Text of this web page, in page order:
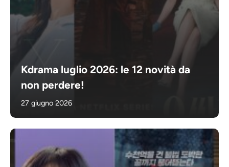
Kdrama luglio 2026: le 12 novità da
non perdere!
27 giugno 2026